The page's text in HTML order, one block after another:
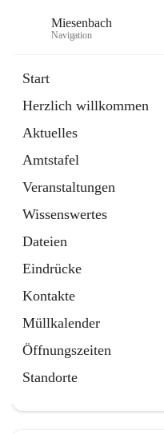
Miesenbach
Navigation
Start
Herzlich willkommen
Aktuelles
Amtstafel
Veranstaltungen
Wissenswertes
Dateien
Eindrücke
Kontakte
Müllkalender
Öffnungszeiten
Standorte
Externe Webseite
in
Tab
Region Schneebergland
Externe Webseite
öffnet
in
neuem
Tab